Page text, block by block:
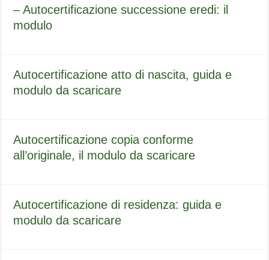
– Autocertificazione successione eredi: il
modulo
Autocertificazione atto di nascita, guida e
modulo da scaricare
Autocertificazione copia conforme
all’originale, il modulo da scaricare
Autocertificazione di residenza: guida e
modulo da scaricare